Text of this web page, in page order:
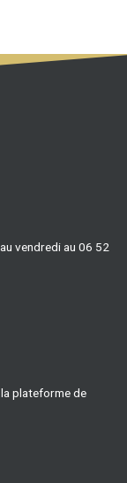
vendredi au 06 52
plateforme de